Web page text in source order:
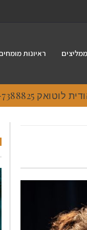
ממליצים ראיונות
054-7388825.